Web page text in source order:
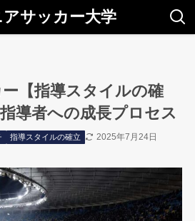
サッカー大学
【指導スタイルの確
導者への成長プロセス
指導スタイルの確立 2025年7月24日